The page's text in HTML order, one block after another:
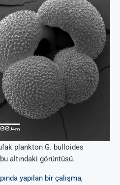
plankton G. bulloides
altındaki görüntüsü.
yapılan bir çalışma,